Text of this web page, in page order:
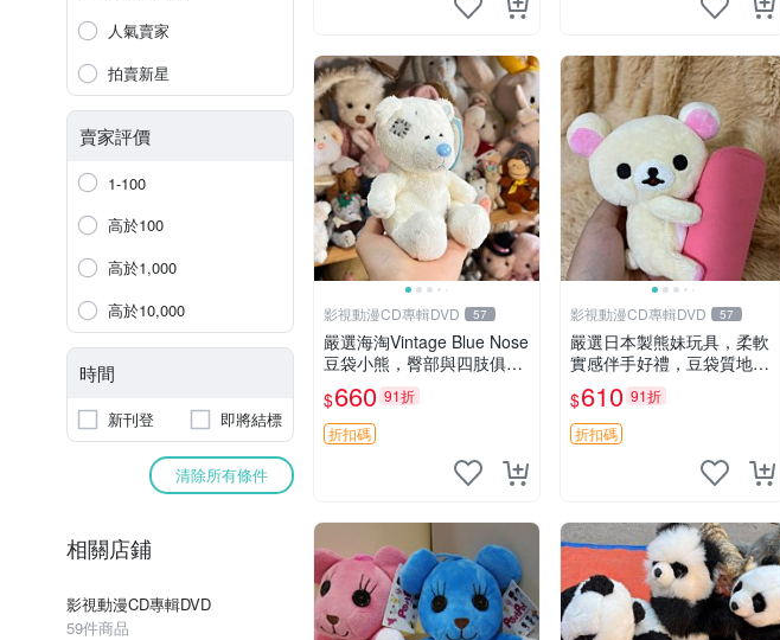
人氣賣家
拍賣新星
賣家評價
1-100
高於100
高於1,000
高於10,000
時間
新刊登 即將結標
清除所有條件
相關店鋪
影視動漫CD專輯DVD
59件商品
影視動漫CD專輯DVD 57
嚴選海淘Vintage Blue Nose
豆袋小熊，臀部與四肢俱
全，坐高11公分，附原盒與
吊牌收藏。藍鼻子小熊，值
得擁有 玩具 憶熊
$660 91折
折扣碼
影視動漫CD專輯DVD 57
嚴選日本製熊妹玩具，柔軟
實感伴手好禮，豆袋質地手
感佳，抱枕小熊 recom 推薦
白色豆袋 玩具
$610 91折
折扣碼